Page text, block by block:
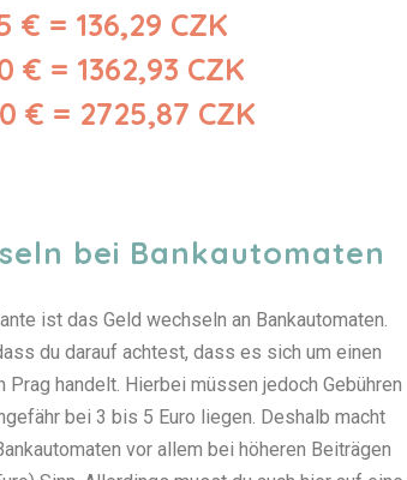
€ = 136,29 CZK
€ = 1362,93 CZK
€ = 2725,87 CZK
bei Bankautomaten
ist das Geld wechseln an Bankautomaten.
du darauf achtest, dass es sich um einen
Prag handelt. Hierbei müssen jedoch Gebühren
bei 3 bis 5 Euro liegen. Deshalb macht
vor allem bei höheren Beiträgen